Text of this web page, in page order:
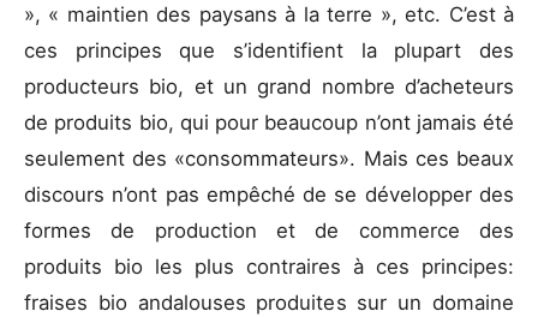
», « maintien des paysans à la terre », etc. C’est à
ces principes que s’identifient la plupart des
producteurs bio, et un grand nombre d’acheteurs
de produits bio, qui pour beaucoup n’ont jamais été
seulement des «consommateurs». Mais ces beaux
discours n’ont pas empêché de se développer des
formes de production et de commerce des
produits bio les plus contraires à ces principes:
fraises bio andalouses produites sur un domaine